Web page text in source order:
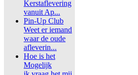
Kerstaflevering
vanuit Ap...
Pin-Up Club
Weet er iemand
waar de oude
afleverin...
Hoe is het
Mogelijk